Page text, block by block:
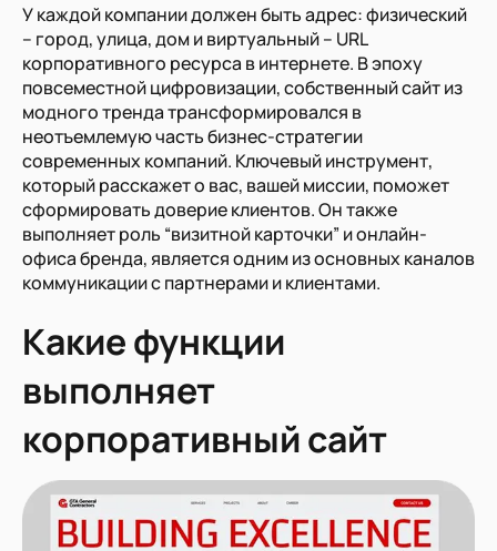
У каждой компании должен быть адрес: физический
– город, улица, дом и виртуальный – URL
корпоративного ресурса в интернете. В эпоху
повсеместной цифровизации, собственный сайт из
модного тренда трансформировался в
неотъемлемую часть бизнес-стратегии
современных компаний. Ключевый инструмент,
который расскажет о вас, вашей миссии, поможет
сформировать доверие клиентов. Он также
выполняет роль “визитной карточки” и онлайн-
офиса бренда, является одним из основных каналов
коммуникации с партнерами и клиентами.
Какие функции
выполняет
корпоративный сайт